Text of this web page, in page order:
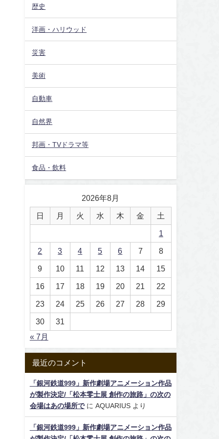
歴史
洋画・ハリウッド
災害
美術
自動車
自然界
邦画・TVドラマ等
食品・飲料
2026年8月
日 月 火 水 木 金 土
1
2 3 4 5 6 7 8
9 10 11 12 13 14 15
16 17 18 19 20 21 22
23 24 25 26 27 28 29
30
31
« 7月
最近のコメント
「銀河鉄道999」新作劇場アニメーション作品
が製作決定/「松本零士展 創作の旅路」の次の
会場はあの場所でに AQUARIUSより
「銀河鉄道999」新作劇場アニメーション作品